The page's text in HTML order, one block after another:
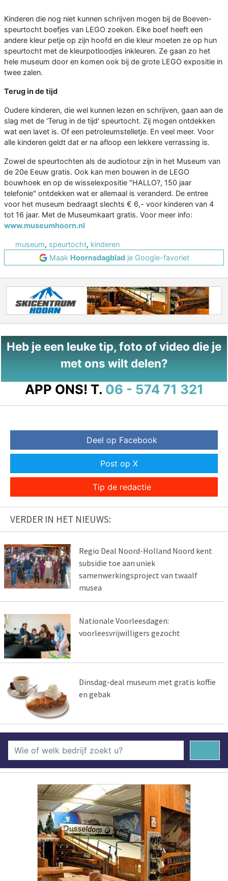
Kinderen die nog niet kunnen schrijven mogen bij de Boeven-
speurtocht boefjes van LEGO zoeken. Elke boef heeft een
andere kleur petje op zijn hoofd en die kleur moeten ze op hun
speurtocht met de kleurpotloodjes inkleuren. Ze gaan zo het
hele museum door en komen ook bij de grote LEGO expositie in
twee zalen.
Terug in de tijd
Oudere kinderen, die wel kunnen lezen en schrijven, gaan aan de
slag met de 'Terug in de tijd' speurtocht. Zij mogen ontdekken
wat een lavet is. Of een petroleumstelletje. En veel meer. Voor
alle kinderen geldt dat er na afloop een lekkere verrassing is.
Zowel de speurtochten als de audiotour zijn in het Museum van
de 20e Eeuw gratis. Ook kan men bouwen in de LEGO
bouwhoek en op de wisselexpositie "HALLO?, 150 jaar
telefonie" ontdekken wat er allemaal is veranderd. De entree
voor het museum bedraagt slechts € 6,- voor kinderen van 4
tot 16 jaar. Met de Museumkaart gratis. Voor meer info:
www.museumhoorn.nl
museum, speurtocht, kinderen
Maak Hoornsdagbladje Google-favoriet
Heb je een leuke tip, foto of video die je
met ons wilt delen?
APP ONS! T. 06 - 574 71 321
Deel op Facebook
Post op X
Tip de redactie
VERDER IN HET NIEUWS:
Regio Deal Noord-Holland Noord kent
subsidie toe aan uniek
samenwerkingsproject van twaalf
musea
Nationale Voorleesdagen:
voorleesvrijwilligers gezocht
Dinsdag-deal museum met gratis koffie
en gebak